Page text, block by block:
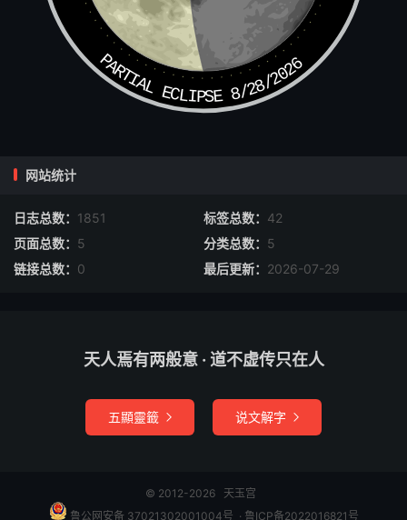
具位小兆臣姓某
谨据入意。臣叨参法箓，职在关誊。既领来词，理宜敷奏。
今修具章奏一方函，敢乞师慈，转闻泰玄都省三位真君，特
启
祖师高元宸照法王清真紫虚元君道前。臣恭望师慈，俯念宗
枝，允俞所请，或恐奏笺谬误，语句无伦，行列不端，不合
玄范，就乞哀怜，削治正定，必使上合天心，毋令遣却。仍
并希赦宥，解而释之。次丐旨命九天长生保命君，广寒宫中
天掌禄上卿，华盖大仙真君，蓬莱仙宫，合千仙宰，一合下
降，覆护某心性开悟，见识该通，事业日新，声名时誉。今
PARTIAL ECLIPSE 8/28/2026
网站统计
日志总数： 1851 标签总数： 42
页面总数： 5 分类总数： 5
链接总数： 0 最后更新： 2026-07-29
天人焉有两般意 · 道不虚传只在人
五顯靈籤  说文解字 
© 2012-2026 天玉宫
鲁公网安备 37021302001004号 ​​​ · 鲁ICP备2022016821号